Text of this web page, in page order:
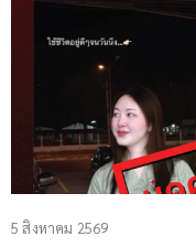
5 สิงหาคม 2569